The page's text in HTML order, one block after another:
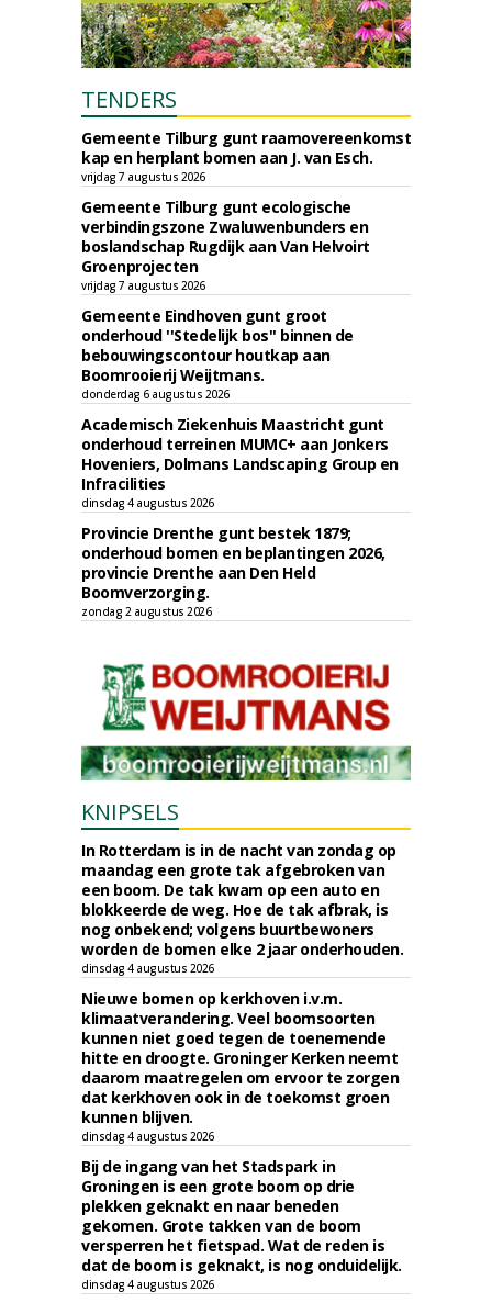
TENDERS
Gemeente Tilburg gunt raamovereenkomst
kap en herplant bomen aan J. van Esch.
vrijdag 7 augustus 2026
Gemeente Tilburg gunt ecologische
verbindingszone Zwaluwenbunders en
boslandschap Rugdijk aan Van Helvoirt
Groenprojecten
vrijdag 7 augustus 2026
Gemeente Eindhoven gunt groot
onderhoud ''Stedelijk bos'' binnen de
bebouwingscontour houtkap aan
Boomrooierij Weijtmans.
donderdag 6 augustus 2026
Academisch Ziekenhuis Maastricht gunt
onderhoud terreinen MUMC+ aan Jonkers
Hoveniers, Dolmans Landscaping Group en
Infracilities
dinsdag 4 augustus 2026
Provincie Drenthe gunt bestek 1879;
onderhoud bomen en beplantingen 2026,
provincie Drenthe aan Den Held
Boomverzorging.
zondag 2 augustus 2026
KNIPSELS
In Rotterdam is in de nacht van zondag op
maandag een grote tak afgebroken van
een boom. De tak kwam op een auto en
blokkeerde de weg. Hoe de tak afbrak, is
nog onbekend; volgens buurtbewoners
worden de bomen elke 2 jaar onderhouden.
dinsdag 4 augustus 2026
Nieuwe bomen op kerkhoven i.v.m.
klimaatverandering. Veel boomsoorten
kunnen niet goed tegen de toenemende
hitte en droogte. Groninger Kerken neemt
daarom maatregelen om ervoor te zorgen
dat kerkhoven ook in de toekomst groen
kunnen blijven.
dinsdag 4 augustus 2026
Bij de ingang van het Stadspark in
Groningen is een grote boom op drie
plekken geknakt en naar beneden
gekomen. Grote takken van de boom
versperren het fietspad. Wat de reden is
dat de boom is geknakt, is nog onduidelijk.
dinsdag 4 augustus 2026